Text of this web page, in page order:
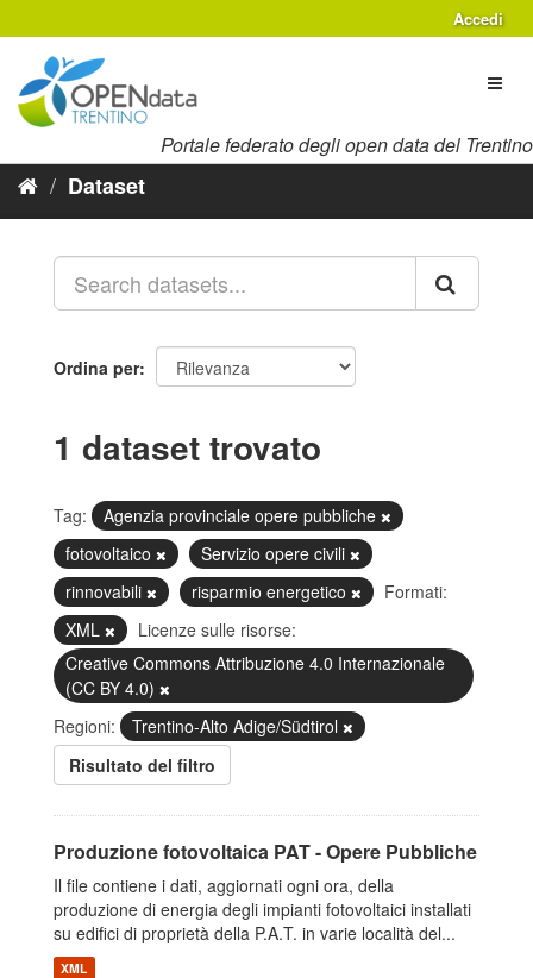
al
contenuto
Accedi
Portale federato degli open data del Trentino
Dataset
Ordina per
1 dataset trovato
Tag:
Agenzia provinciale opere pubbliche
fotovoltaico
Servizio opere civili
rinnovabili
risparmio energetico
Formati:
XML
Licenze sulle risorse:
Creative Commons Attribuzione 4.0 Internazionale
(CC BY 4.0)
Regioni:
Trentino-Alto Adige/Südtirol
Risultato del filtro
Produzione fotovoltaica PAT - Opere Pubbliche
Il file contiene i dati, aggiornati ogni ora, della
produzione di energia degli impianti fotovoltaici installati
su edifici di proprietà della P.A.T. in varie località del...
XML